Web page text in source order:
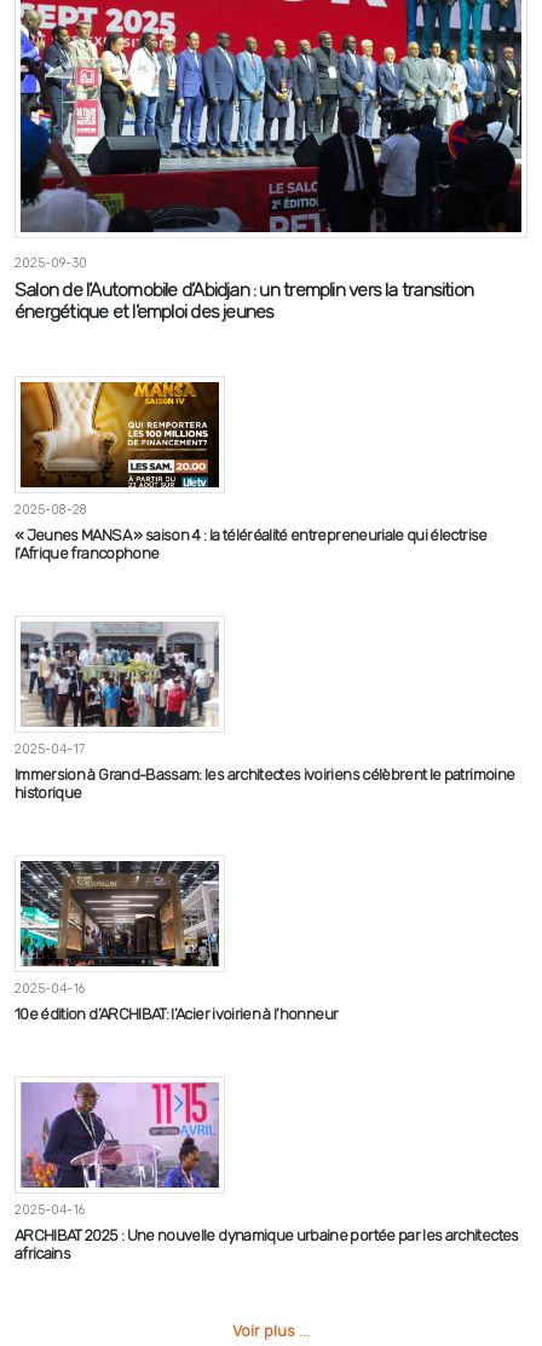
2025-09-30
Salon de l’Automobile d’Abidjan : un tremplin vers la transition
énergétique et l’emploi des jeunes
2025-08-28
« Jeunes MANSA » saison 4 : la téléréalité entrepreneuriale qui électrise
l’Afrique francophone
2025-04-17
Immersion à Grand-Bassam: les architectes ivoiriens célèbrent le patrimoine
historique
2025-04-16
10e édition d’ARCHIBAT: l’Acier ivoirien à l’honneur
2025-04-16
ARCHIBAT 2025 : Une nouvelle dynamique urbaine portée par les architectes
africains
Voir plus ...